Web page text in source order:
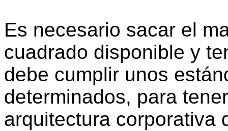
Es necesario sacar el
cuadrado disponible y
debe cumplir unos
determinados, para
arquitectura corporativa